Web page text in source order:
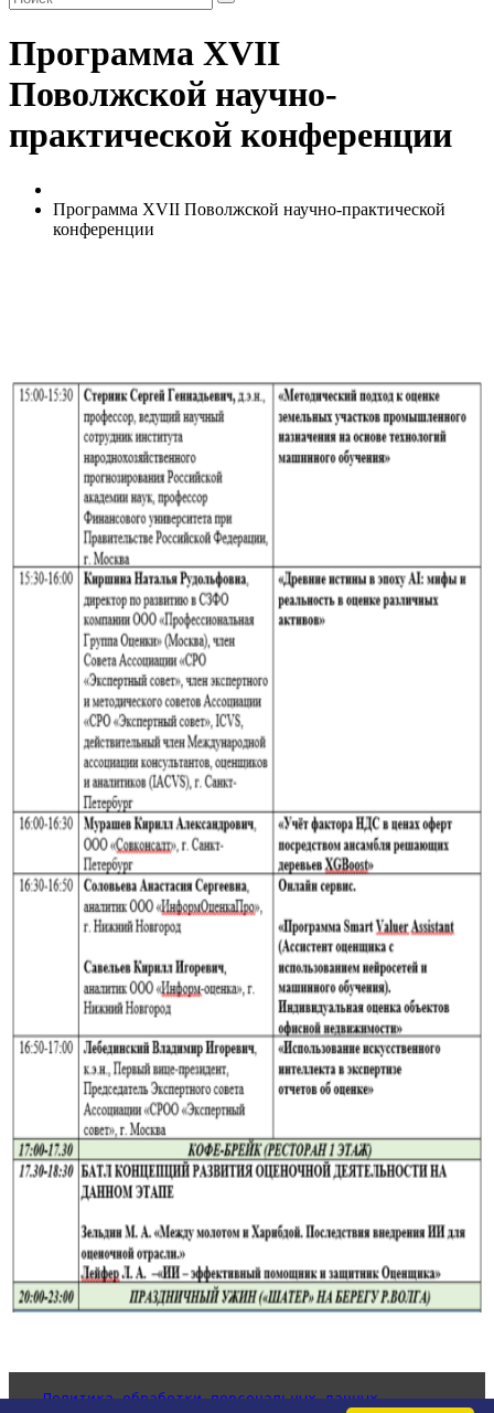
Программа XVII
Поволжской научно-
практической конференции
Программа XVII Поволжской научно-практической
конференции
Политика обработки персональных данных